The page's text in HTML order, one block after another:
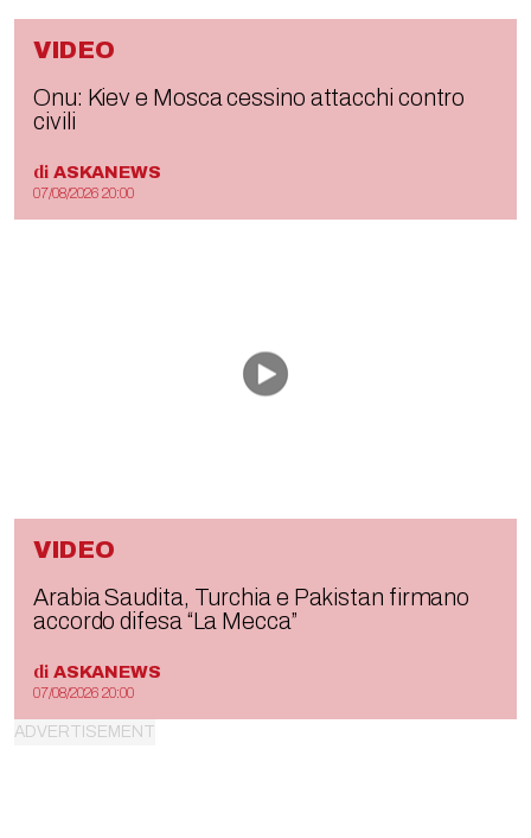
VIDEO
Onu: Kiev e Mosca cessino attacchi contro
civili
di ASKANEWS
07/08/2026 20:00
VIDEO
Arabia Saudita, Turchia e Pakistan firmano
accordo difesa “La Mecca”
di ASKANEWS
07/08/2026 20:00